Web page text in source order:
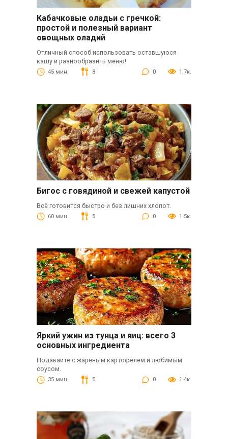
Кабачковые оладьи с гречкой:
простой и полезный вариант
овощных оладий
Отличный способ использовать оставшуюся
кашу и разнообразить меню!
45 мин. 8 0 1.7к.
Бигос с говядиной и свежей капустой
Всё готовится быстро и без лишних хлопот.
60 мин. 5 0 1.5к.
Яркий ужин из тунца и яиц: всего 3
основных ингредиента
Подавайте с жареным картофелем и любимым
соусом.
35 мин. 5 0 1.4к.